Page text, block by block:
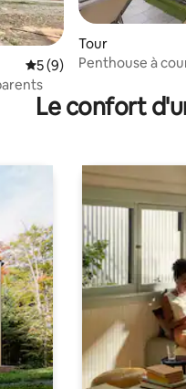
Évaluation moyenne sur
5 (9)
Tour
Penthouse à
Le confort